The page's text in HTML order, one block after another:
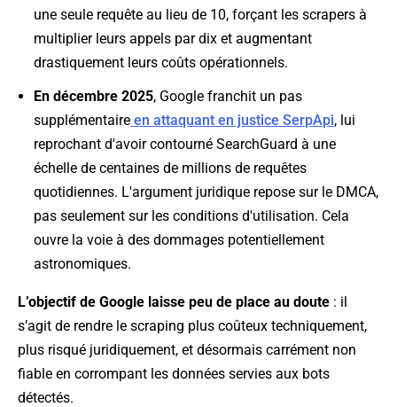
une seule requête au lieu de 10, forçant les scrapers à
multiplier leurs appels par dix et augmentant
drastiquement leurs coûts opérationnels.
En décembre 2025, Google franchit un pas
supplémentaire en attaquant en justice SerpApi, lui
reprochant d'avoir contourné SearchGuard à une
échelle de centaines de millions de requêtes
quotidiennes. L'argument juridique repose sur le DMCA,
pas seulement sur les conditions d'utilisation. Cela
ouvre la voie à des dommages potentiellement
astronomiques.
L’objectif de Google laisse peu de place au doute : il
s’agit de rendre le scraping plus coûteux techniquement,
plus risqué juridiquement, et désormais carrément non
fiable en corrompant les données servies aux bots
détectés.